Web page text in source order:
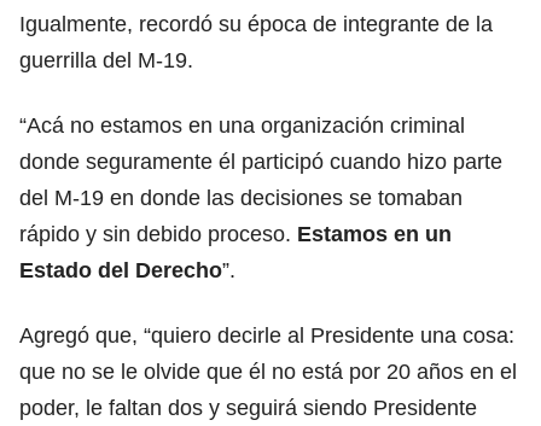
Igualmente, recordó su época de integrante de la
guerrilla del M-19.
“Acá no estamos en una organización criminal
donde seguramente él participó cuando hizo parte
del M-19 en donde las decisiones se tomaban
rápido y sin debido proceso. Estamos en un
Estado del Derecho”.
Agregó que, “quiero decirle al Presidente una cosa:
que no se le olvide que él no está por 20 años en el
poder, le faltan dos y seguirá siendo Presidente